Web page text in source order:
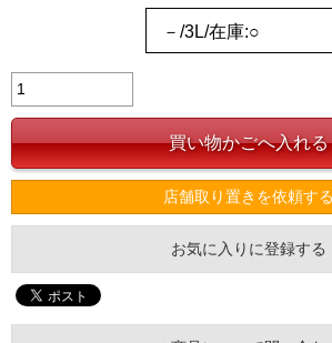
店舗取り置きを依頼する
お気に入りに登録する